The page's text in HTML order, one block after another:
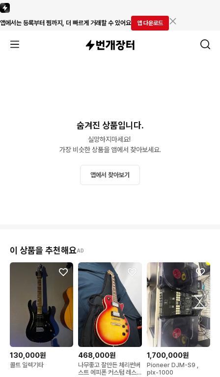
앱에서는 등록부터 찜까지, 더 빠르게 거래할 수 있어요 앱 다운로드
숨겨진 상품입니다.
실망하지마세요!
가장 비슷한 상품을 앱에서 찾아보세요.
앱에서 찾아보기
이 상품을 추천해요AD
130,000원
콜트 일렉기타
468,000원
나무좋고 잘만든 체리썬버
스트 에피폰 커스텀 레스
1,700,000원
Pioneer DJM-S9 ,
plx-1000